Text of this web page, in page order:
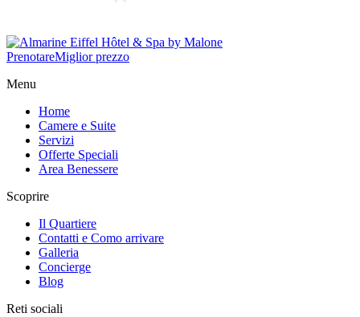
PrenotareMiglior prezzo
Menu
Home
Camere e Suite
Servizi
Offerte Speciali
Area Benessere
Scoprire
Il Quartiere
Contatti e Como arrivare
Galleria
Concierge
Blog
Reti sociali